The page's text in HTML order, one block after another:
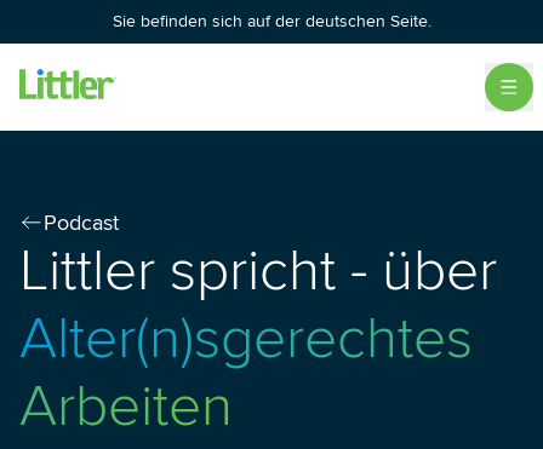
Sie befinden sich auf der deutschen Seite.
Podcast
Littler spricht - über
Alter(n)sgerechtes
Arbeiten